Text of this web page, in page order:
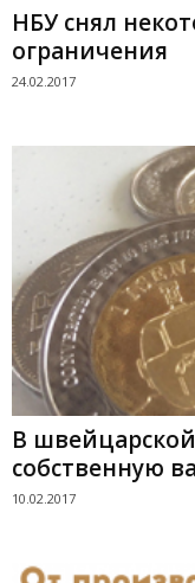
НБУ снял
ограничения
24.02.2017
В
собственную
10.02.2017